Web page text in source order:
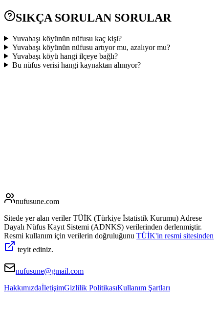
SIKÇA SORULAN SORULAR
Yuvabaşı köyünün nüfusu kaç kişi?
Yuvabaşı köyünün nüfusu artıyor mu, azalıyor mu?
Yuvabaşı köyü hangi ilçeye bağlı?
Bu nüfus verisi hangi kaynaktan alınıyor?
nufusune.com
Sitede yer alan veriler TÜİK (Türkiye İstatistik Kurumu) Adrese
Dayalı Nüfus Kayıt Sistemi (ADNKS) verilerinden derlenmiştir.
Resmi kullanım için verilerin doğruluğunu TÜİK'in resmi sitesinden
teyit ediniz.
nufusune@gmail.com
HakkımızdaİletişimGizlilik PolitikasıKullanım Şartları